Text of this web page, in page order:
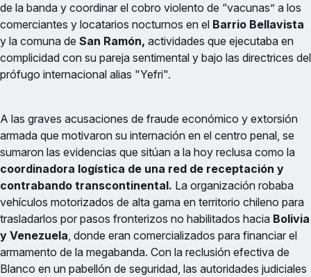
de la banda y coordinar el cobro violento de “vacunas” a los
comerciantes y locatarios nocturnos en el Barrio Bellavista
y la comuna de San Ramón, actividades que ejecutaba en
complicidad con su pareja sentimental y bajo las directrices del
prófugo internacional alias "Yefri".
A las graves acusaciones de fraude económico y extorsión
armada que motivaron su internación en el centro penal, se
sumaron las evidencias que sitúan a la hoy reclusa como la
coordinadora logística de una red de receptación y
contrabando transcontinental. La organización robaba
vehículos motorizados de alta gama en territorio chileno para
trasladarlos por pasos fronterizos no habilitados hacia Bolivia
y Venezuela, donde eran comercializados para financiar el
armamento de la megabanda. Con la reclusión efectiva de
Blanco en un pabellón de seguridad, las autoridades judiciales